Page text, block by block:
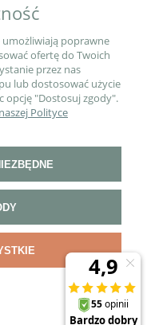
poprawne
ofertę do Twoich
przez nas
lub dostosować użycie
opcję "Dostosuj zgody".
Polityce